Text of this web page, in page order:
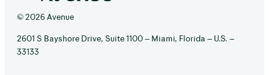
© 2026 Avenue
2601 S Bayshore Drive, Suite 1100 – Miami, Florida – U.S. –
33133